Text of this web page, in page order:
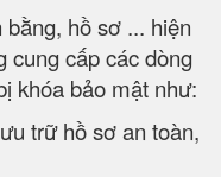
hồ sơ ... hiện
cung cấp các dòng
khóa bảo mật như:
trữ hồ sơ an toàn,